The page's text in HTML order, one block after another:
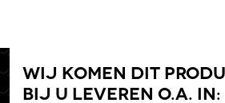
Wij komen dit
bij u leveren o.a. in: